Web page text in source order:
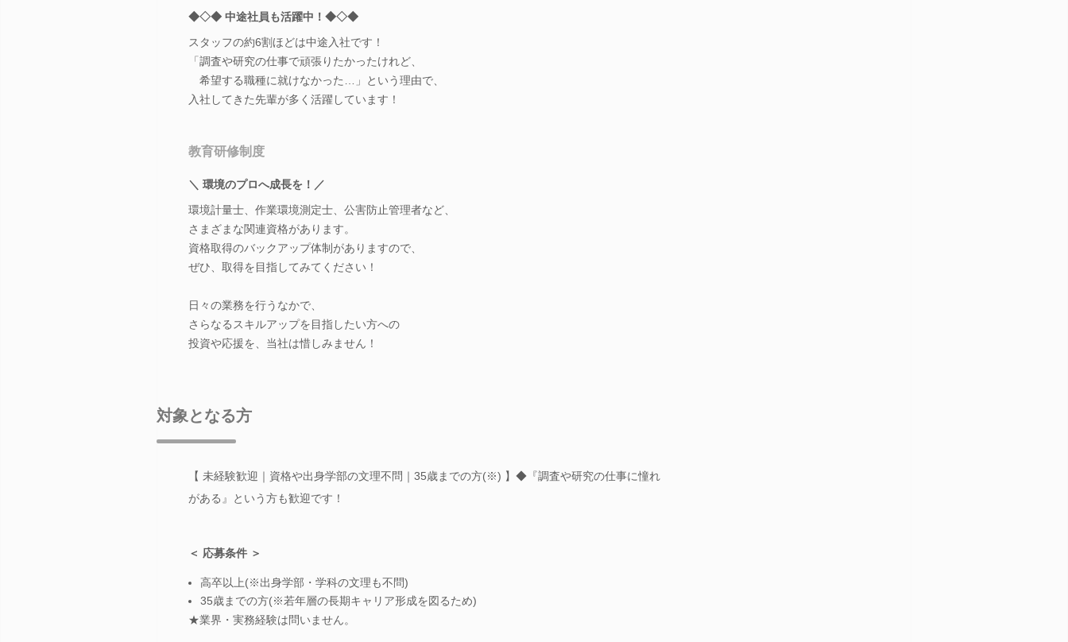
◆◇◆ 中途社員も活躍中！◆◇◆
スタッフの約6割ほどは中途入社です！
「調査や研究の仕事で頑張りたかったけれど、
希望する職種に就けなかった…」という理由で、
入社してきた先輩が多く活躍しています！
教育研修制度
＼ 環境のプロへ成長を！／
環境計量士、作業環境測定士、公害防止管理者など、
さまざまな関連資格があります。
資格取得のバックアップ体制がありますので、
ぜひ、取得を目指してみてください！
日々の業務を行うなかで、
さらなるスキルアップを目指したい方への
投資や応援を、当社は惜しみません！
対象となる方
【 未経験歓迎｜資格や出身学部の文理不問｜35歳までの方(※) 】◆『調査や研究の仕事に憧れ
がある』という方も歓迎です！
＜ 応募条件 ＞
高卒以上(※出身学部・学科の文理も不問)
35歳までの方(※若年層の長期キャリア形成を図るため)
★業界・実務経験は問いません。